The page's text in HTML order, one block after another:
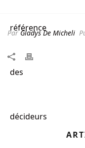
ParGladys De Micheli